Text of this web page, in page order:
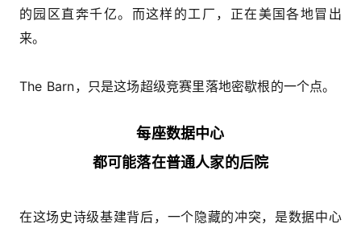
的园区直奔千亿。而这样的工厂，正在美国各地冒出
来。
The Barn，只是这场超级竞赛里落地密歇根的一个点。
每座数据中心
都可能落在普通人家的后院
在这场史诗级基建背后，一个隐藏的冲突，是数据中心